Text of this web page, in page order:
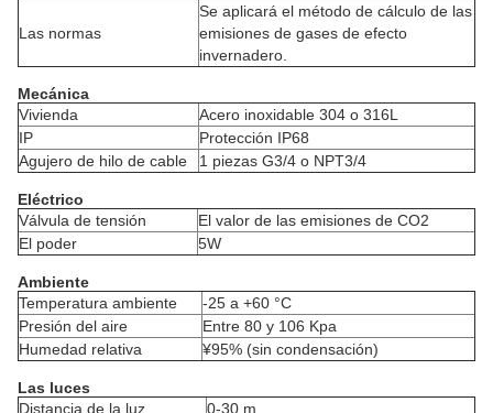
Las normas
Se aplicará el método de cálculo de las
emisiones de gases de efecto
invernadero.
Mecánica
Vivienda
Acero inoxidable 304 o 316L
IP
Protección IP68
Agujero de hilo de cable
1 piezas G3/4 o NPT3/4
Eléctrico
Válvula de tensión
El valor de las emisiones de CO2
El poder
5W
Ambiente
Temperatura ambiente
-25 a +60 °C
Presión del aire
Entre 80 y 106 Kpa
Humedad relativa
¥95% (sin condensación)
Las luces
Distancia de la luz
0-30 m